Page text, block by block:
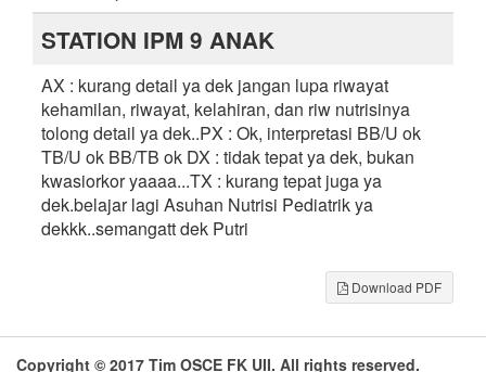
STATION IPM 9 ANAK
AX : kurang detail ya dek jangan lupa riwayat
kehamilan, riwayat, kelahiran, dan riw nutrisinya
tolong detail ya dek..PX : Ok, interpretasi BB/U ok
TB/U ok BB/TB ok DX : tidak tepat ya dek, bukan
kwasiorkor yaaaa...TX : kurang tepat juga ya
dek.belajar lagi Asuhan Nutrisi Pediatrik ya
dekkk..semangatt dek Putri
Download PDF
Copyright © 2017 Tim OSCE FK UII. All rights reserved.